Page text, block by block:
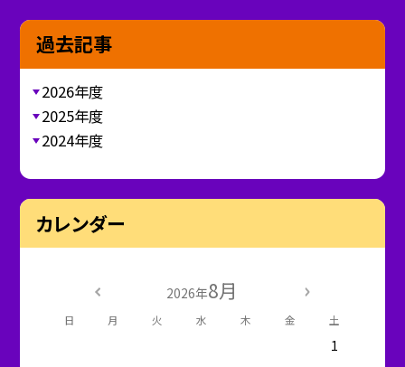
過去記事
2026年度
2025年度
2024年度
カレンダー
2026年8月
日 月 火 水 木 金 土
1